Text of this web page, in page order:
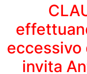
eccessivo
invita